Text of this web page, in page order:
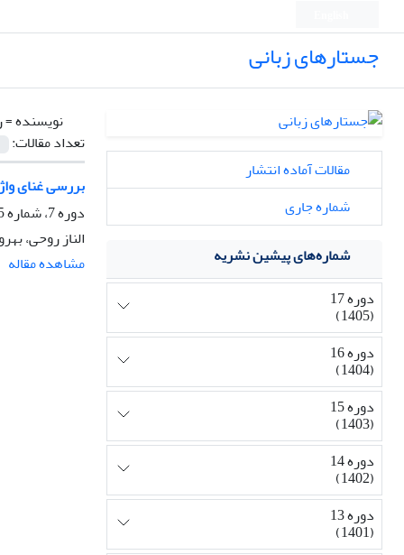
جستارهای زبانی
نویسنده =
تعداد مقالات:
بررسی غنای
دوره 7، شماره 5، پاییز 1395، صفحه
الناز روحی،
مشاهده مقاله
مقالات آماده انتشار
شماره جاری
شماره‌های پیشین نشریه
دوره 17
(1405)
دوره 16
(1404)
دوره 15
(1403)
دوره 14
(1402)
دوره 13
(1401)